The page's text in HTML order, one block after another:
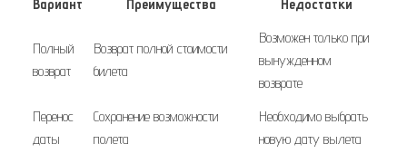
Вариант Преимущества Недостатки
Полный
возврат
Возврат полной стоимости
билета
Возможен только при
вынужденном
возврате
Перенос
даты
Сохранение возможности
полета
Необходимо выбрать
новую дату вылета